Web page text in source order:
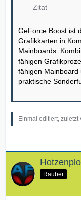
Zitat
GeForce Boost ist
Grafikkarten in
Mainboards.
fähigen
fähigen Mainboard
praktische
Einmal editiert, zuletzt
Räuber